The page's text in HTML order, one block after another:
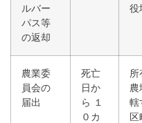
ルバー
パス等
の返却
役
農業委
員会の
届出
死亡
日か
ら １
０カ
所
農
轄
区